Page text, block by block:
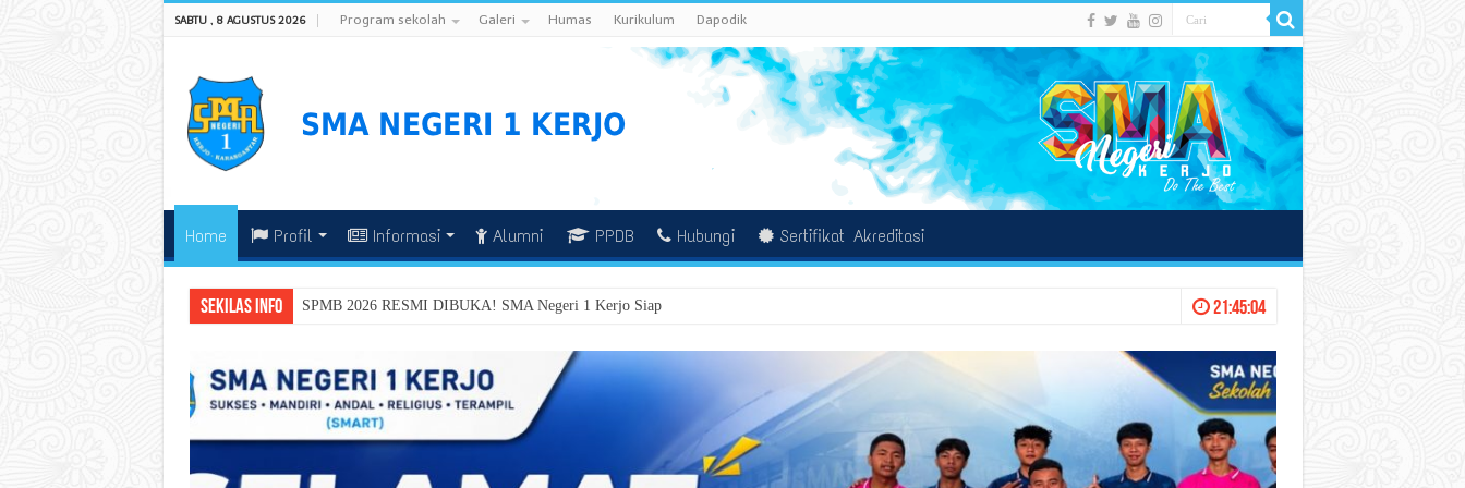
SABTU , 8 AGUSTUS 2026 Program sekolah Galeri Humas Kurikulum Dapodik
Home Profil Informasi Alumni PPDB Hubungi Sertifikat Akreditasi
Sekilas Info 21:45:06
SPMB 2026 RESMI DIBUKA! SMA Negeri 1 Kerjo Siap Mengantarkan Generasi Hebat Menuju Mas